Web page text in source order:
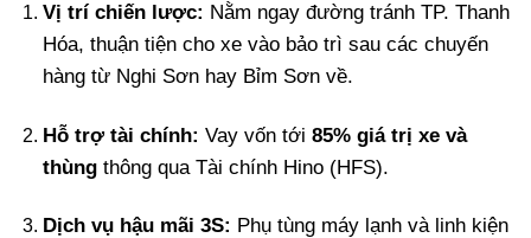
Vị trí chiến lược: Nằm ngay đường tránh TP. Thanh
Hóa, thuận tiện cho xe vào bảo trì sau các chuyến
hàng từ Nghi Sơn hay Bỉm Sơn về.
Hỗ trợ tài chính: Vay vốn tới 85% giá trị xe và
thùngthông qua Tài chính Hino (HFS).
Dịch vụ hậu mãi 3S: Phụ tùng máy lạnh và linh kiện